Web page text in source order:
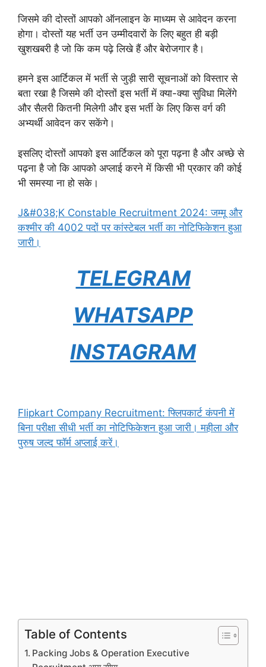
जिसमे की दोस्तों आपको ऑनलाइन के माध्यम से आवेदन करना
होगा। दोस्तों यह भर्ती उन उम्मीदवारों के लिए बहुत ही बड़ी
खुशखबरी है जो कि कम पढ़े लिखे हैं और बेरोजगार है।
हमने इस आर्टिकल में भर्ती से जुड़ी सारी सूचनाओं को विस्तार से
बता रखा है जिसमे की दोस्तों इस भर्ती में क्या-क्या सुविधा मिलेंगे
और सैलरी कितनी मिलेगी और इस भर्ती के लिए किस वर्ग की
अभ्यर्थी आवेदन कर सकेंगे।
इसलिए दोस्तों आपको इस आर्टिकल को पूरा पढ़ना है और अच्छे से
पढ़ना है जो कि आपको अप्लाई करने में किसी भी प्रकार की कोई
भी समस्या ना हो सके।
J&#038;K Constable Recruitment 2024: जम्मू और
कश्मीर की 4002 पदों पर कांस्टेबल भर्ती का नोटिफिकेशन हुआ
जारी।
TELEGRAM
WHATSAPP
INSTAGRAM
Flipkart Company Recruitment: फ्लिपकार्ट कंपनी में
बिना परीक्षा सीधी भर्ती का नोटिफिकेशन हुआ जारी। महीला और
पुरुष जल्द फॉर्म अप्लाई करें।
Table of Contents
Packing Jobs & Operation Executive